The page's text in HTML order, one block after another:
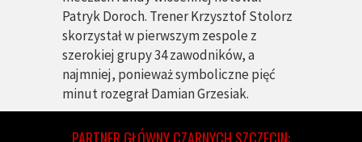
Patryk Doroch. Trener Krzysztof Stolorz
skorzystał w pierwszym zespole z
szerokiej grupy 34 zawodników, a
najmniej, ponieważ symboliczne pięć
minut rozegrał Damian Grzesiak.